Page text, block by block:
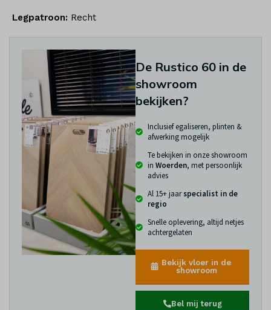
Legpatroon: Recht
De Rustico 60 in de
showroom
bekijken?
Inclusief egaliseren, plinten &
afwerking mogelijk
Te bekijken in onze showroom
in Woerden, met persoonlijk
advies
Al 15+ jaarspecialist in de
regio
Snelle oplevering, altijd netjes
achtergelaten
Bekijk vloer in de
showroom
Bel mij terug